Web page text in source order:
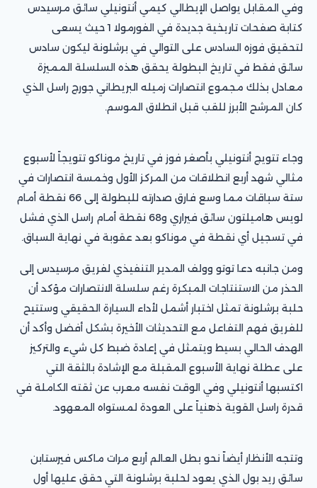
وفي المقابل يواصل الإيطالي كيمي أنتونيلي سائق مرسيدس
كتابة صفحات تاريخية جديدة في الفورمولا 1 حيث يسعى
لتحقيق فوزه السادس على التوالي في برشلونة ليكون سادس
سائق فقط في تاريخ البطولة يحقق هذه السلسلة المميزة
معادل بذلك مجموع انتصارات زميله البريطاني جورج راسل الذي
كان المرشح الأبرز للقب قبل انطلاق الموسم.
وجاء تتويج أنتونيلي بأصغر فوز في تاريخ موناكو تتويجاً لأسبوع
مثالي شهد أربع انطلاقات من المركز الأول وخمسة انتصارات في
ستة سباقات مما وسع فارق صدارته للبطولة إلى 66 نقطة أمام
لويس هاميلتون سائق فيراري و68 نقطة أمام راسل الذي فشل
في تسجيل أي نقطة في موناكو بعد عقوبة في نهاية السباق.
ومن جانبه دعا توتو وولف المدير التنفيذي لفريق مرسيدس إلى
الحذر من الاستنتاجات المبكرة رغم سلسلة الانتصارات مؤكد أن
حلبة برشلونة تمثل اختبار أشمل لأداء السيارة الحقيقي وستتيح
للفريق فهم التفاعل مع التحديثات الأخيرة بشكل أفضل وأكد أن
الهدف الحالي بسيط ويتمثل في إعادة ضبط كل شيء والتركيز
على عطلة نهاية الأسبوع المقبلة مع الإشادة بالثقة التي
اكتسبها أنتونيلي وفي الوقت نفسه معرب عن ثقته الكاملة في
قدرة راسل القوية ذهنياً على العودة لمستواه المعهود.
وتتجه الأنظار أيضاً نحو بطل العالم أربع مرات ماكس فيرستابن
سائق ريد بول الذي يعود لحلبة برشلونة التي حقق عليها أول